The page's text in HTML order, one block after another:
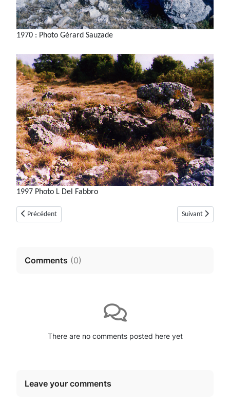
1970 : Photo Gérard Sauzade
1997 Photo L Del Fabbro
Article précédent : Dolmen du Dégoutay ou de Mauvans nord (Saint-
Précédent Article suivant :
Suivant
Comments (0)
There are no comments posted here yet
Leave your comments